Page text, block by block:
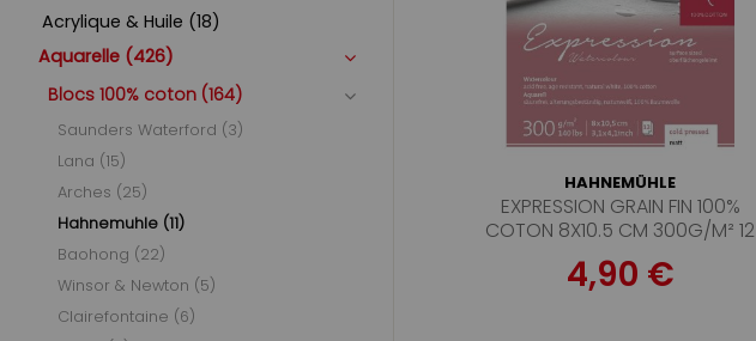
Acrylique & Huile (18)
Aquarelle (426)
Blocs 100% coton (164)
Saunders Waterford (3)
Lana (15)
Arches (25)
Hahnemuhle (11)
Baohong (22)
Winsor & Newton (5)
Clairefontaine (6)
HAHNEMÜHLE
EXPRESSION GRAIN FIN 100%
COTON 8X10.5 CM 300G/M² 12
FEUILLES
4,90 €